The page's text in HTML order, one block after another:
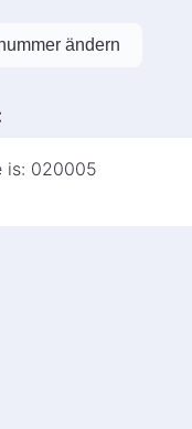
ändern
is: 020005